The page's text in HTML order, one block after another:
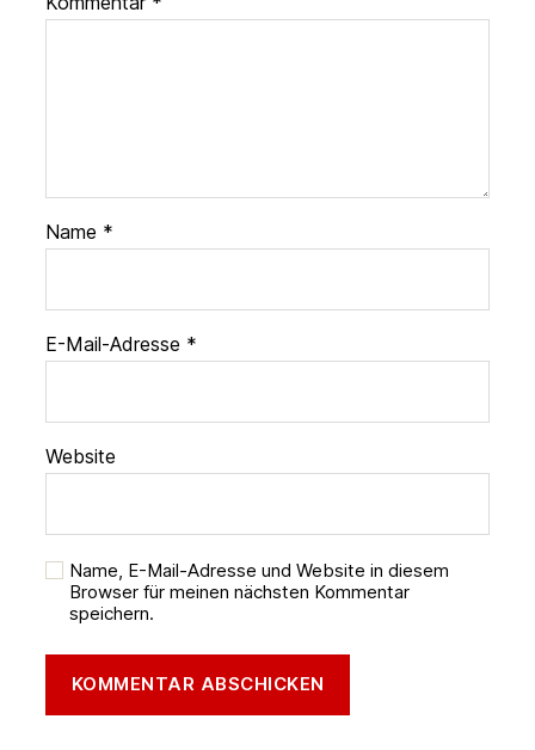
Name *
E-Mail-Adresse *
Website
Name, E-Mail-Adresse und Website in diesem
Browser für meinen nächsten Kommentar
speichern.